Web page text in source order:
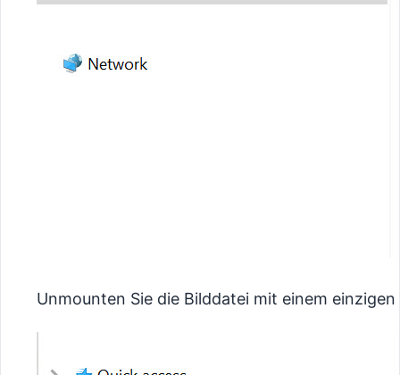
Unmounten Sie die Bilddatei mit einem einzigen